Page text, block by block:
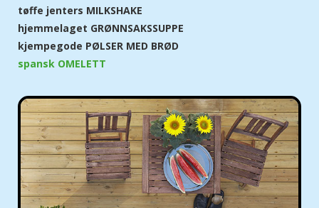
tøffe jenters MILKSHAKE
hjemmelaget GRØNNSAKSSUPPE
kjempegode PØLSER MED BRØD
spansk OMELETT